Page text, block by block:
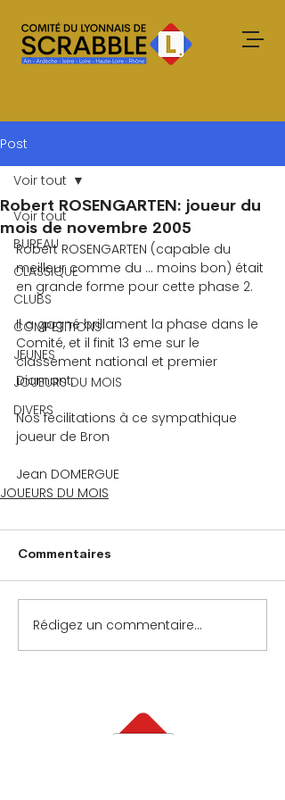
Post
Voir tout
BUREAU
CLASSIQUE
CLUBS
COMPETITIONS
JEUNES
JOUEURS DU MOIS
DIVERS
Voir tout
Robert ROSENGARTEN: joueur du
mois de novembre 2005
Robert ROSENGARTEN (capable du
meilleur comme du … moins bon) était
en grande forme pour cette phase 2.
Il a gagné brillament la phase dans le
Comité, et il finit 13 eme sur le
classement national et premier
Diamant.
Nos fécilitations à ce sympathique
joueur de Bron
Jean DOMERGUE
JOUEURS DU MOIS
Commentaires
Rédigez un commentaire...